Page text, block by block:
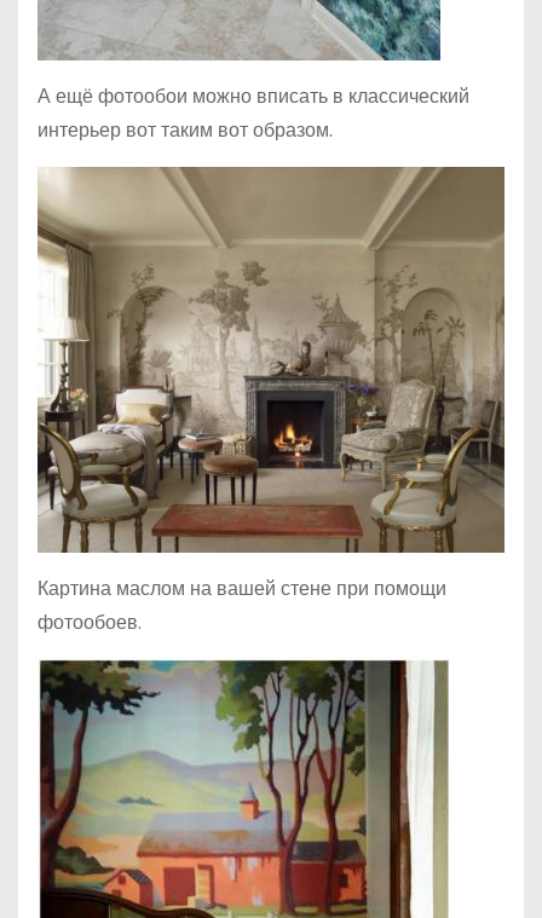
А ещё фотообои можно вписать в классический
интерьер вот таким вот образом.
Картина маслом на вашей стене при помощи
фотообоев.